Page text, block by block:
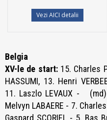
Vezi AICI detalii
Belgia
XV-le de start:15. Charles
HASSUMI, 13. Henri
11. Laszlo LEVAUX - (md)
Melvyn LABAERE - 7.
Gaspard SCORIEL - 5. Bas